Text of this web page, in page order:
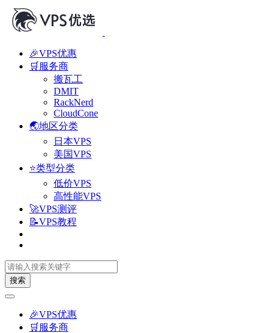
🎉VPS优惠
🛒服务商
搬瓦工
DMIT
RackNerd
CloudCone
🌏地区分类
日本VPS
美国VPS
⭐类型分类
低价VPS
高性能VPS
🚀VPS测评
📝VPS教程
搜索
🎉VPS优惠
🛒服务商